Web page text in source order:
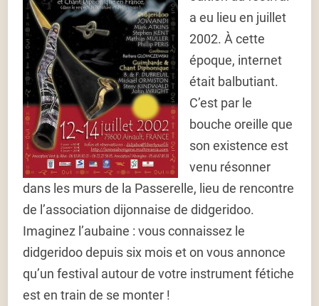
a eu lieu en juillet
2002. À cette
époque, internet
était balbutiant.
C’est par le
bouche oreille que
son existence est
venu résonner
dans les murs de la Passerelle, lieu de rencontre
de l’association dijonnaise de didgeridoo.
Imaginez l’aubaine : vous connaissez le
didgeridoo depuis six mois et on vous annonce
qu’un festival autour de votre instrument fétiche
est en train de se monter !